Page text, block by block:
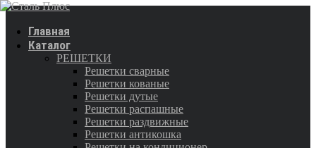
Главная
Каталог
РЕШЕТКИ
Решетки сварные
Решетки кованые
Решетки дутые
Решетки распашные
Решетки раздвижные
Решетки антикошка